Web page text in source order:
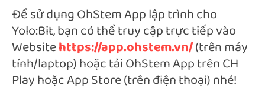
Để sử dụng OhStem App lập trình cho
Yolo:Bit, bạn có thể truy cập trực tiếp vào
Websitehttps://app.ohstem.vn/(trên máy
tính/laptop) hoặc tải OhStem App trên CH
Play hoặc App Store (trên điện thoại) nhé!